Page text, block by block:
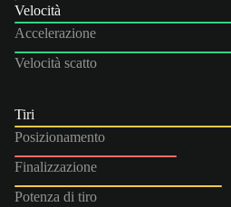
Velocità
Accelerazione
Velocità scatto
Tiri
Posizionamento
Finalizzazione
Potenza di tiro